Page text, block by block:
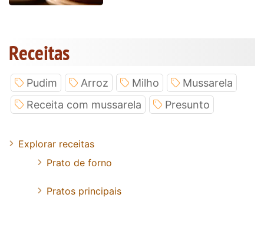
Receitas
Pudim Arroz Milho
Mussarela
Receita com mussarela
Presunto
Explorar receitas
Prato de forno
Pratos principais